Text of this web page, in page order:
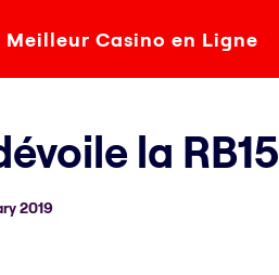
Meilleur Casino en Ligne
la RB15
2019